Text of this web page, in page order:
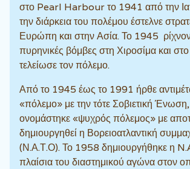
στο Pearl Harbour το 1941 από την
την διάρκεια του πολέμου έστελνε
Ευρώπη και στην Ασία. Το 1945
πυρηνικές βόμβες στη Χιροσίμα και
τελείωσε τον πόλεμο.
Από το 1945 έως το 1991 ήρθε
«πόλεμο» με την τότε Σοβιετική
ονομάστηκε «ψυχρός πόλεμος» με
δημιουργηθεί η Βορειοατλαντική
(Ν.Α.Τ.Ο). Το 1958 δημιουργήθηκε η
πλαίσια του διαστημικού αγώνα στον